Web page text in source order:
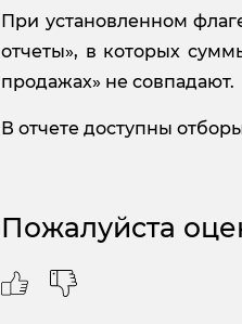
При установленном
отчеты», в которых
продажах» не совпадают.
В отчете доступны
Пожалуйста